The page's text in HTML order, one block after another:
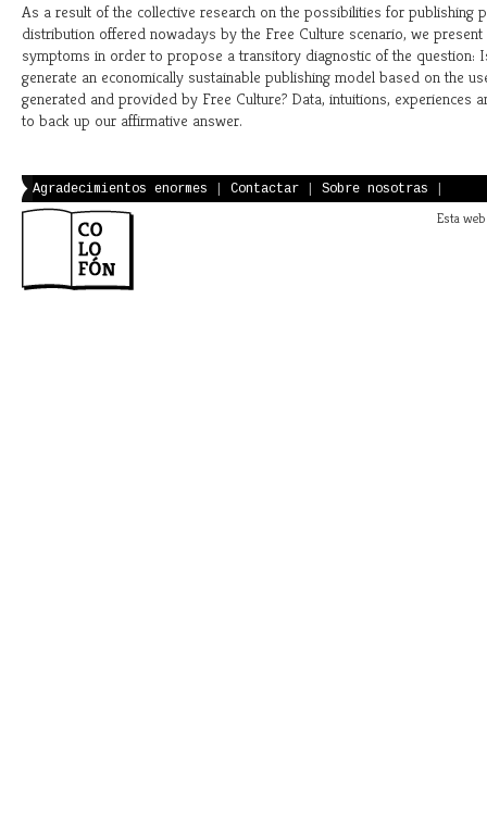
As a result of the collective research on the possibilities for publishing
distribution offered nowadays by the Free Culture scenario, we
symptoms in order to propose a transitory diagnostic of the question:
generate an economically sustainable publishing model based on the
generated and provided by Free Culture? Data, intuitions, experiences
to back up our affirmative answer.
Agradecimientos enormes Contactar Sobre nosotras
Esta